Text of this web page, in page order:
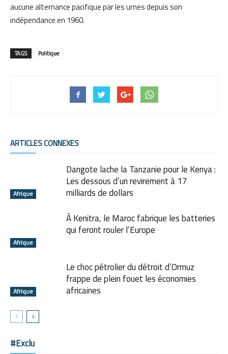
aucune alternance pacifique par les urnes depuis son
indépendance en 1960.
TAGS Politique
ARTICLES CONNEXES
Afrique
Dangote lache la Tanzanie pour le Kenya :
Les dessous d’un revirement à 17
milliards de dollars
Afrique
À Kenitra, le Maroc fabrique les batteries
qui feront rouler l’Europe
Afrique
Le choc pétrolier du détroit d’Ormuz
frappe de plein fouet les économies
africaines
#Exclu